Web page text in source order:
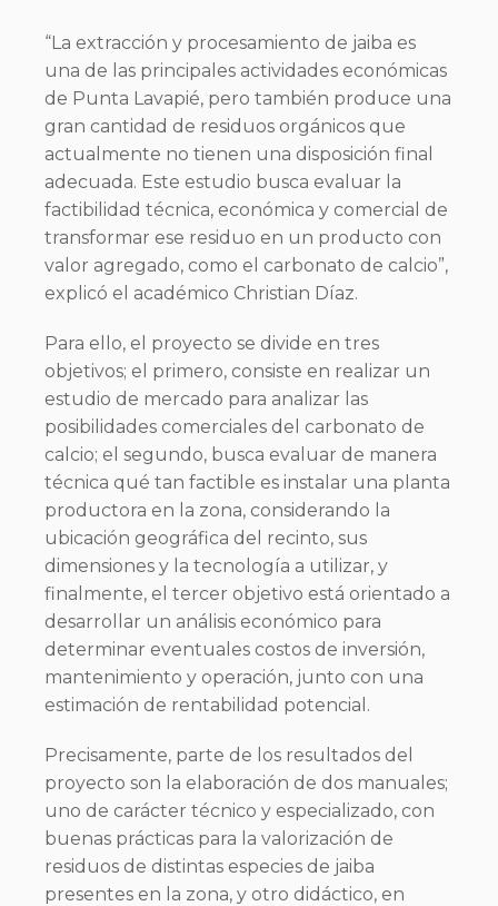
“La extracción y procesamiento de jaiba es
una de las principales actividades económicas
de Punta Lavapié, pero también produce una
gran cantidad de residuos orgánicos que
actualmente no tienen una disposición final
adecuada. Este estudio busca evaluar la
factibilidad técnica, económica y comercial de
transformar ese residuo en un producto con
valor agregado, como el carbonato de calcio”,
explicó el académico Christian Díaz.
Para ello, el proyecto se divide en tres
objetivos; el primero, consiste en realizar un
estudio de mercado para analizar las
posibilidades comerciales del carbonato de
calcio; el segundo, busca evaluar de manera
técnica qué tan factible es instalar una planta
productora en la zona, considerando la
ubicación geográfica del recinto, sus
dimensiones y la tecnología a utilizar, y
finalmente, el tercer objetivo está orientado a
desarrollar un análisis económico para
determinar eventuales costos de inversión,
mantenimiento y operación, junto con una
estimación de rentabilidad potencial.
Precisamente, parte de los resultados del
proyecto son la elaboración de dos manuales;
uno de carácter técnico y especializado, con
buenas prácticas para la valorización de
residuos de distintas especies de jaiba
presentes en la zona, y otro didáctico, en